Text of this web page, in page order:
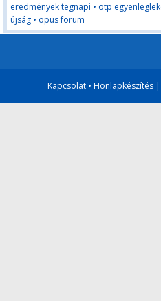
eredmények tegnapi • otp
újság • opus forum
Kapcsolat• Honlapkészítés|